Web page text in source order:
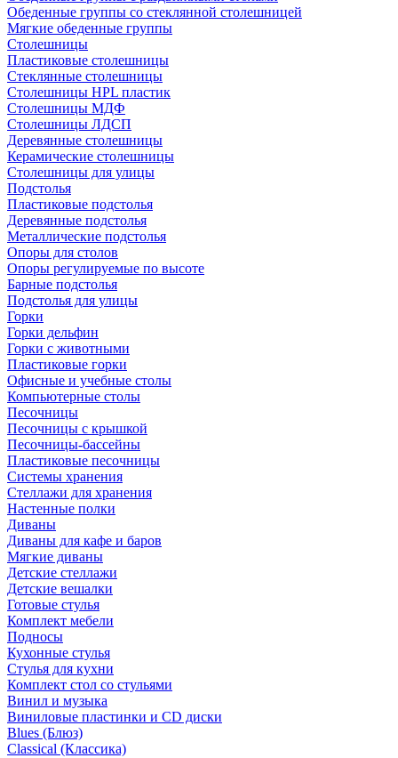
Обеденные группы со стеклянной столешницей
Мягкие обеденные группы
Столешницы
Пластиковые столешницы
Стеклянные столешницы
Столешницы HPL пластик
Столешницы МДФ
Столешницы ЛДСП
Деревянные столешницы
Керамические столешницы
Столешницы для улицы
Подстолья
Пластиковые подстолья
Деревянные подстолья
Металлические подстолья
Опоры для столов
Опоры регулируемые по высоте
Барные подстолья
Подстолья для улицы
Горки
Горки дельфин
Горки с животными
Пластиковые горки
Офисные и учебные столы
Компьютерные столы
Песочницы
Песочницы с крышкой
Песочницы-бассейны
Пластиковые песочницы
Системы хранения
Стеллажи для хранения
Настенные полки
Диваны
Диваны для кафе и баров
Мягкие диваны
Детские стеллажи
Детские вешалки
Готовые стулья
Комплект мебели
Подносы
Кухонные стулья
Стулья для кухни
Комплект стол со стульями
Винил и музыка
Виниловые пластинки и CD диски
Blues (Блюз)
Classical (Классика)